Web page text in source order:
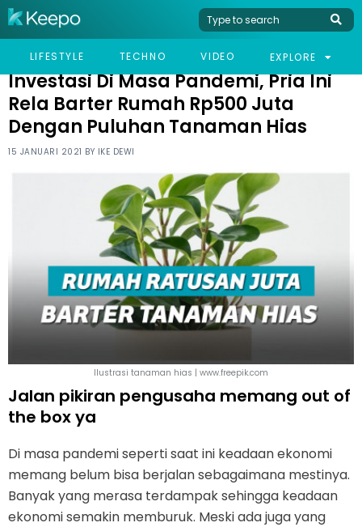
LIFESTYLE TECHNO VIDEO EXPLORE
HOME VIRAL
INVESTASI DI MASA PANDEMI, PRIA INI RELA BARTER RUMAH
Investasi Di Masa Pandemi, Pria Ini
Rela Barter Rumah Rp500 Juta
Dengan Puluhan Tanaman Hias
15 JANUARI 2021 BY IKE DEWI
Ilustrasi tanaman hias | www.freepik.com
Jalan pikiran pengusaha memang out of
the box ya
Di masa pandemi seperti saat ini keadaan ekonomi
memang belum bisa berjalan sebagaimana mestinya.
Banyak yang merasa terdampak sehingga keadaan
ekonomi semakin memburuk. Meski ada juga yang